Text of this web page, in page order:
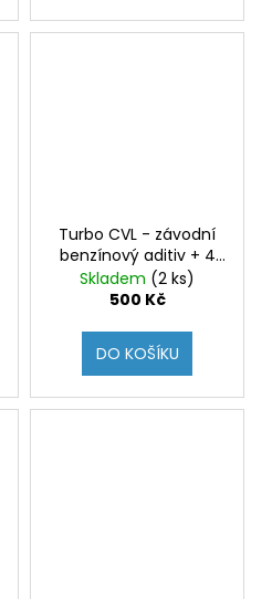
Turbo CVL - závodní
benzínový aditiv + 4
oktany, proti
detonačnímu hoření
Skladem (2 ks)
500 Kč
DO KOŠÍKU